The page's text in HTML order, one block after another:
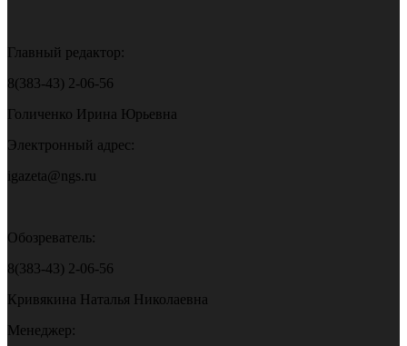
Главный редактор:
8(383-43) 2-06-56
Голиченко Ирина Юрьевна
Электронный адрес:
igazeta@ngs.ru
Обозреватель:
8(383-43) 2-06-56
Кривякина Наталья Николаевна
Менеджер: